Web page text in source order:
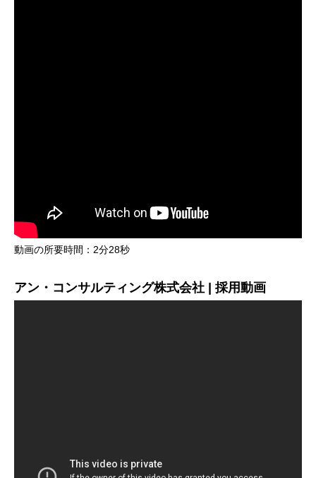
動画の所要時間：2分28秒
アン・コンサルティング株式会社 | 採用動画